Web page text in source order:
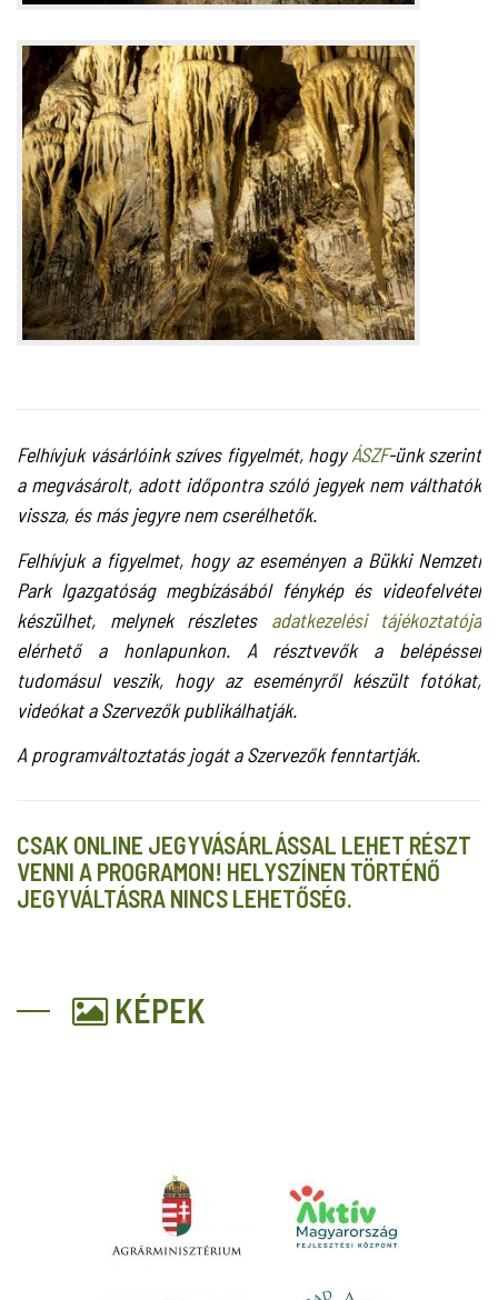
Felhívjuk vásárlóink szíves figyelmét, hogyÁSZF-ünk szerint
a megvásárolt, adott időpontra szóló jegyek nem válthatók
vissza, és más jegyre nem cserélhetők.
Felhívjuk a figyelmet, hogy az eseményen a Bükki Nemzeti
Park Igazgatóság megbízásából fénykép és videofelvétel
készülhet, melynek részletes adatkezelési tájékoztatója
elérhető a honlapunkon. A résztvevők a belépéssel
tudomásul veszik, hogy az eseményről készült fotókat,
videókat a Szervezők publikálhatják.
A programváltoztatás jogát a Szervezők fenntartják.
CSAK ONLINE JEGYVÁSÁRLÁSSAL LEHET RÉSZT
VENNI A PROGRAMON! HELYSZÍNEN TÖRTÉNŐ
JEGYVÁLTÁSRA NINCS LEHETŐSÉG.
KÉPEK